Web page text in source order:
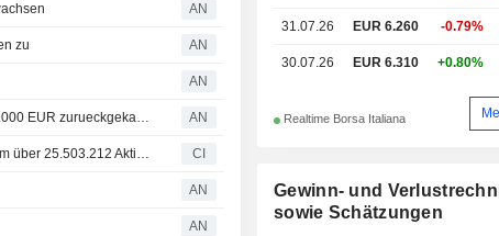
AN
zu AN
AN
OVS hat 55.710 eigene Stammaktien fuer mehr als 330.000 EUR zurueckgekauft AN
OVS S.p.A. (BIT:OVS) startet ein Aktienrückkaufprogramm über 25.503.212 Aktien, entsprechend 10% des ausgegebenen Aktienkapitals, auf Grundlage der am 29. Mai 2026 erteilten Ermächtigung. CI
AN
AN
31.07.26 EUR 6.260 -0.79%
30.07.26 EUR 6.310 +0.80%
Realtime Borsa Italiana
Gewinn- und
sowie Schätzungen